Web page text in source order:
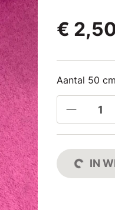
€
Aantal 50 cm
IN